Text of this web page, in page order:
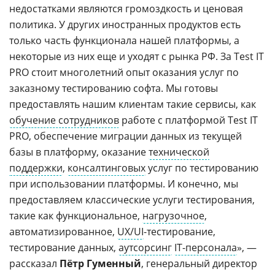
недостатками являются громоздкость и ценовая
политика. У других иностранных продуктов есть
только часть функционала нашей платформы, а
некоторые из них еще и уходят с рынка РФ. За Test IT
PRO стоит многолетний опыт оказания услуг по
заказному тестированию софта. Мы готовы
предоставлять нашим клиентам такие сервисы, как
обучение сотрудников работе с платформой Test IT
PRO, обеспечение миграции данных из текущей
базы в платформу, оказаниетехнической
поддержки, консалтинговыхуслуг по тестированию
при использовании платформы. И конечно, мы
предоставляем классические услуги тестирования,
такие как функциональное, нагрузочное,
автоматизированное, UX/UI-тестирование,
тестирование данных, аутсорсинг IT-персонала», —
рассказал Пётр Гуменный, генеральный директор